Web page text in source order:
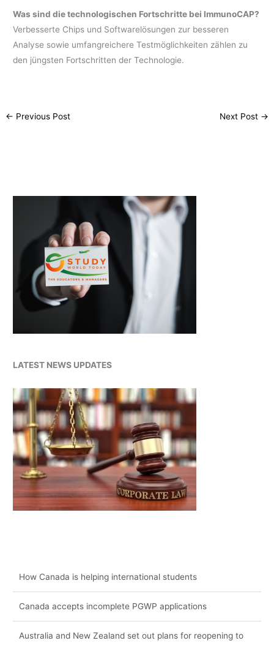
Was sind die technologischen Fortschritte bei ImmunoCAP?
Verbesserte Chips und Softwarelösungen zur besseren
Analyse sowie umfangreichere Testmöglichkeiten zählen zu
den jüngsten Fortschritten der Technologie.
← Previous Post Next Post →
LATEST NEWS UPDATES
How Canada is helping international students
Canada accepts incomplete PGWP applications
Australia and New Zealand set out plans for reopening to